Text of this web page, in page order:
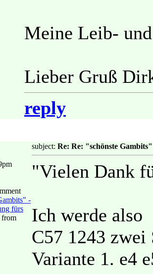
Meine Leib-
Lieber Gruß
reply
-
fürs
from
subject: Re: Re: "schönste
"Vielen Dank
Ich werde also
C57 1243
Variante 1. e4